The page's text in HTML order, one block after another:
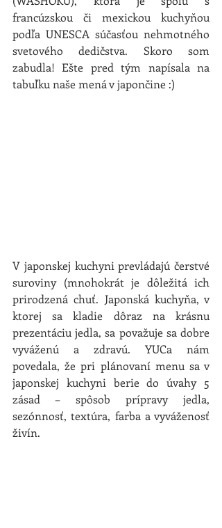
francúzskou či mexickou kuchyňou
podľa UNESCA súčasťou nehmotného
svetového dedičstva. Skoro som
zabudla! Ešte pred tým napísala na
tabuľku naše mená v japončine :)
V japonskej kuchyni prevládajú čerstvé
suroviny (mnohokrát je dôležitá ich
prirodzená chuť. Japonská kuchyňa, v
ktorej sa kladie dôraz na krásnu
prezentáciu jedla, sa považuje sa dobre
vyváženú a zdravú. YUCa nám
povedala, že pri plánovaní menu sa v
japonskej kuchyni berie do úvahy 5
zásad – spôsob prípravy jedla,
sezónnosť, textúra, farba a vyváženosť
živín.